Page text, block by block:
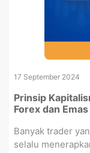
17 September 2024
Prinsip
Forex dan
Banyak trader
selalu